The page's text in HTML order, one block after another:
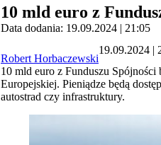
10 mld euro z
Data dodania: 19.09.2024 | 21:05
Robert Horbaczewski
19.09.2024 |
10 mld euro z Funduszu
Europejskiej. Pieniądze będą
autostrad czy infrastruktury.